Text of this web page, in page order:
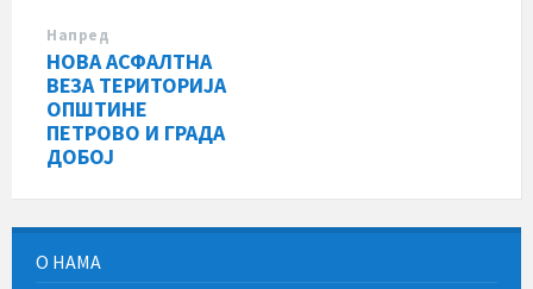
Напред
НОВА АСФАЛТНА
ВЕЗА ТЕРИТОРИЈА
ОПШТИНЕ
ПЕТРОВО И ГРАДА
ДОБОЈ
О НАМА